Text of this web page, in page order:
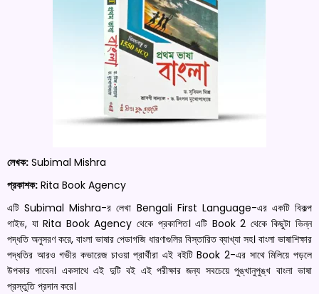
লেখক: Subimal Mishra
প্রকাশক: Rita Book Agency
এটি Subimal Mishra-র লেখা Bengali First Language-এর একটি বিকল্প
গাইড, যা Rita Book Agency থেকে প্রকাশিত। এটি Book 2 থেকে কিছুটা ভিন্ন
পদ্ধতি অনুসরণ করে, বাংলা ভাষার পেডাগজি ধারণাগুলির বিস্তারিত ব্যাখ্যা সহ। বাংলা ভাষাশিক্ষার
পদ্ধতির আরও গভীর কভারেজ চাওয়া প্রার্থীরা এই বইটি Book 2-এর সাথে মিলিয়ে পড়লে
উপকার পাবেন। একসাথে এই দুটি বই এই পরীক্ষার জন্য সবচেয়ে পুঙ্খানুপুঙ্খ বাংলা ভাষা
প্রস্তুতি প্রদান করে।